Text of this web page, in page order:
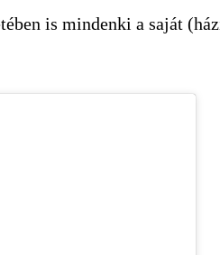
is mindenki a saját